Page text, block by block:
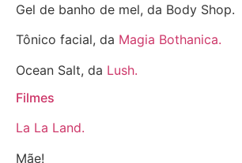
Gel de banho de mel, da Body Shop.
Tônico facial, da Magia Bothanica.
Ocean Salt, da Lush.
Filmes
La La Land.
Mãe!